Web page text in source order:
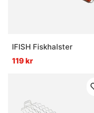
IFISH Fiskhalster
119 kr